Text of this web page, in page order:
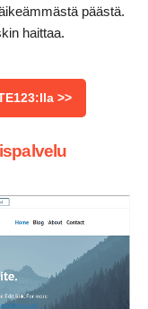
päästä.
haittaa.
>>